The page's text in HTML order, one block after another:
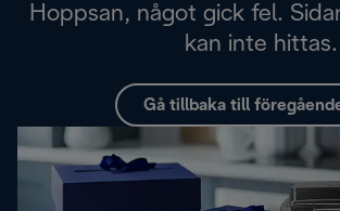
Hoppsan, något gick fel.
kan inte hittas.
Gå tillbaka till